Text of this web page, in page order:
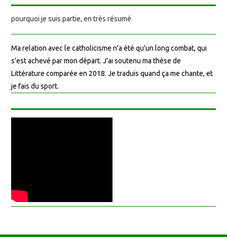
pourquoi je suis partie, en très résumé
Ma relation avec le catholicisme n'a été qu'un long combat, qui
s'est achevé par mon départ. J'ai soutenu ma thèse de
Littérature comparée en 2018. Je traduis quand ça me chante, et
je fais du sport.